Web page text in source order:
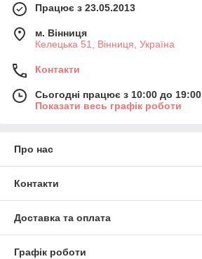
Працює з 23.05.2013
м. Вінниця
Келецька 51, Вінниця, Україна
Контакти
Сьогодні працює з 10:00 до 19:00
Показати весь графік роботи
Про нас
Контакти
Доставка та оплата
Графік роботи